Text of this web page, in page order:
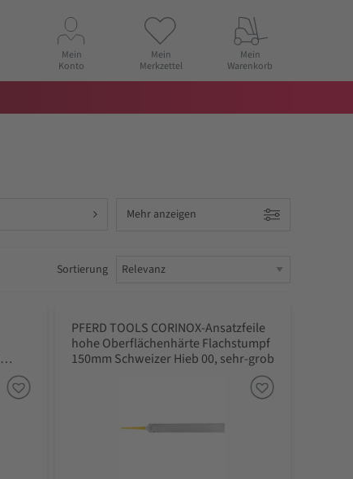
Mein
Konto
Mein
Merkzettel
Mein
Warenkorb
Mehr anzeigen
Sortierung
PFERD TOOLS CORINOX-Ansatzfeile
hohe Oberflächenhärte Flachstumpf
150mm Schweizer Hieb 00, sehr-grob